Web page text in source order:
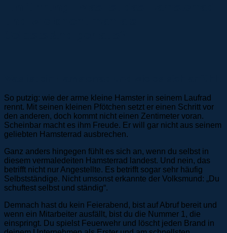
So putzig: wie der arme kleine Hamster in seinem Laufrad
rennt. Mit seinen kleinen Pfötchen setzt er einen Schritt vor
den anderen, doch kommt nicht einen Zentimeter voran.
Scheinbar macht es ihm Freude. Er will gar nicht aus seinem
geliebten Hamsterrad ausbrechen.
Ganz anders hingegen fühlt es sich an, wenn du selbst in
diesem vermaledeiten Hamsterrad landest. Und nein, das
betrifft nicht nur Angestellte. Es betrifft sogar sehr häufig
Selbstständige. Nicht umsonst erkannte der Volksmund: „Du
schuftest selbst und ständig“.
Demnach hast du kein Feierabend, bist auf Abruf bereit und
wenn ein Mitarbeiter ausfällt, bist du die Nummer 1, die
einspringt. Du spielst Feuerwehr und löscht jeden Brand in